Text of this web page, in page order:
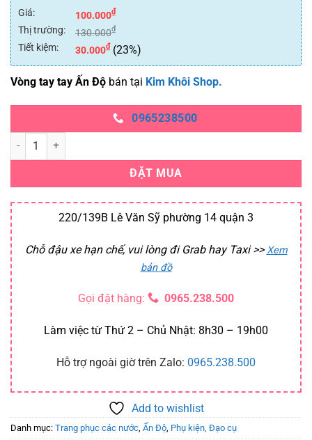
Giá: 100.000₫
Thị trường: 130.000₫
Tiết kiệm: 30.000₫ (23%)
Vòng tay tay Ấn Độ bán tại Kim Khôi Shop.
0965238500
Vòng tay Ấn Độ mẫu 2 số lượng
ĐẶT MUA
220/139B Lê Văn Sỹ phường 14 quận 3
Chỗ đậu xe hạn chế, vui lòng đi Grab hay Taxi>>Xem
bản đồ
Gọi đặt hàng: 0965.238.500
Làm việc từ Thứ 2 – Chủ Nhật: 8h30 – 19h00
Hỗ trợ ngoài giờ trên Zalo: 0965.238.500
Add to wishlist
Danh mục: Trang phục các nước Ấn Độ Phụ kiện, Đạo cụ